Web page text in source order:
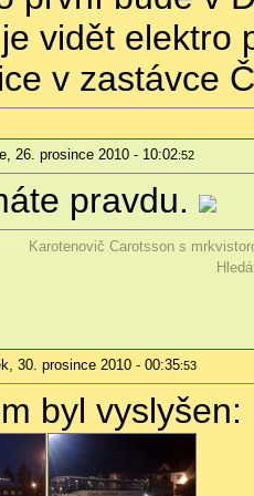
vidět elektro
v zastávce
26. prosince 2010 - 10:02:52
pravdu.
Karotenovič Carotsson s
30. prosince 2010 - 00:35:53
byl vyslyšen: